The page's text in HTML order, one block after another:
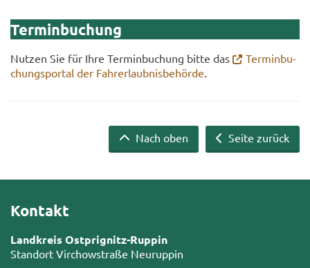
Ter­min­bu­chung
Nut­zen Sie für Ihre Ter­min­bu­chung bitte das
Ter­min­bu­
chungs­por­tal der Fahr­erlaub­nis­be­hör­de.
Seite zurück
Nach oben
Kontakt
Landkreis Ostprignitz-Ruppin
Standort Virchowstraße Neuruppin